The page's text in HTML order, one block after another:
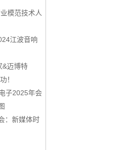
模范技术人
江波音响
&迈博特
！
子2025年会
：新媒体时